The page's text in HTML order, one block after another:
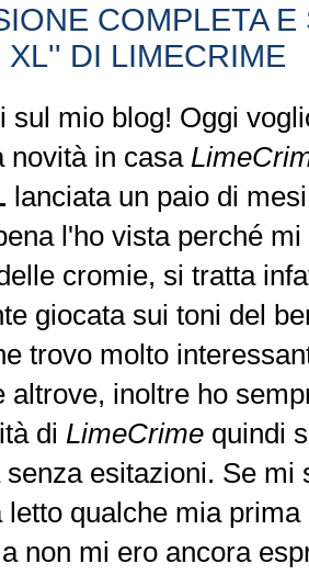
COMPLETA
XL'' DI LIMECRIME
sul mio blog! Oggi
novità in casa
lanciata un paio di
l'ho vista perché
cromie, si tratta
giocata sui toni del
trovo molto
altrove, inoltre ho
di LimeCrime quindi
senza esitazioni. Se
letto qualche mia
non mi ero ancora